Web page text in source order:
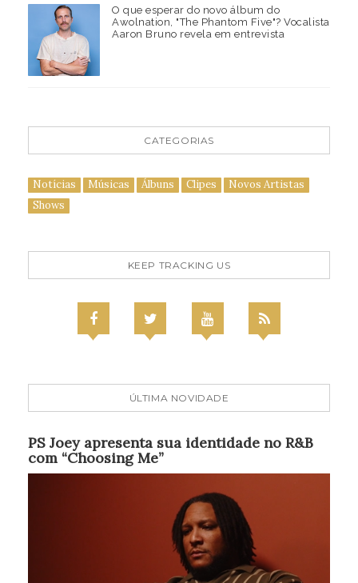
O que esperar do novo álbum do
Awolnation, "The Phantom Five"? Vocalista
Aaron Bruno revela em entrevista
CATEGORIAS
Notícias Músicas Álbuns Clipes
Novos Artistas
Shows
KEEP TRACKING US
ÚLTIMA NOVIDADE
PS Joey apresenta sua identidade no R&B
com “Choosing Me”